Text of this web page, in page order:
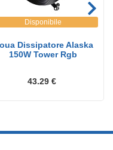
Disponibile
Dissipatore Alaska
150W Tower Rgb
43.29 €